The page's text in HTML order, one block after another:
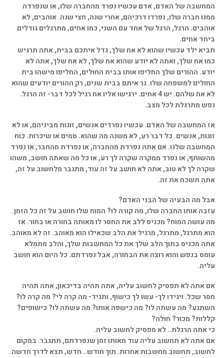
המחשבה של האדם, אדם עכשיו נפרד מהחברה שלו, או שנפרדה
ממנו חברה שלו, נפרדו דרכיהם, אחרי שנה, חצי שנה. אוהבים, לא
אוהבים. הרגל, הרגל של אחד עם השני, כמו אחים, מתרגלים גודלים
ביחד אחים.
תביא ילד עכשיו שהוא לא אח שלך, גדל איתכם בבית, אתה תרגיש
כמו אח שלך, ואתה לא יודע שהוא אח שלך, לא אח שלך, אתה לא
יודע. ההורים שלך החליפו אותו בבית החולים, החליפו מישהו בית
החולים למשפחה שלו. גר איתם בבית שנים, רק ההורים יודעים שהוא
לא אח שלהם. יש 4 אחים. ירגישו אליו אח רגיל לכל דבר- זה הרגל.
נפש מתרגלת לכל מצב.
אז המחשבה של האדם. עכשיו נפרדים אנשים, זוגות מביניהם, או לא
זוגות, אנשים. כל דבר רע, לא משנה מה שהוא. סמים או שיכרות. כוח
המחשבה שלנו. אם אתה נפרדת מהחברה, או נפרדת מהחבר, או נפרד
מהשותף, או נפרד ממקרה שקרה לך רע, או כל מה שאתה חושב, משהו
שקרה לך לא טוב, אתה לא חושב על זה עוד, מתגבר מלחשוב על זה,
אתה תשכח את זה.
אבל מה הבעיה של הבני האדם?
עזבה אותו החברה שלו, מה קורה לו? המוח שלו חושב על זה כל הזמן.
מה עושה המוח? מכניס ללב את החסר לו מאותה בחורה או בחור. אז
הוא מתרגל, מתרגל, מרגיל את הלב שכאילו הוא מאוהב. זה לא מאוהב.
אתה מכניס בתוך הלב שלך את כל המחשבות שלך, והלב מתמלא
עומס בנפש והוא רוצה את הבחורה, אבל נפרדתם. כל היום הוא חושב
עליה.
אם אתה לא תפסיק לחשוב עליה, אתה תהיה בדיכאון, אתה תהיה
חסר שכל. ויגידו לך- עשו לך כישוף, ותגיד- מה קרה לי? מה קרה לו?
השתגע? מה עשתה לו? מה כישפה אותו? מה עשתה לו? כישופים?
קללות? מכור? חולה?
כי אתה הרגלת.. לא מפסיק לחשוב עליה.
אם אתה לא תחשוב עליה עוד מאותו זמן שנפרדתם, תתגבר. במקום
לחשוב, תחשוב מחשבות אחרות. תוך חודש.. חדש, תצא לדרך חדשה.